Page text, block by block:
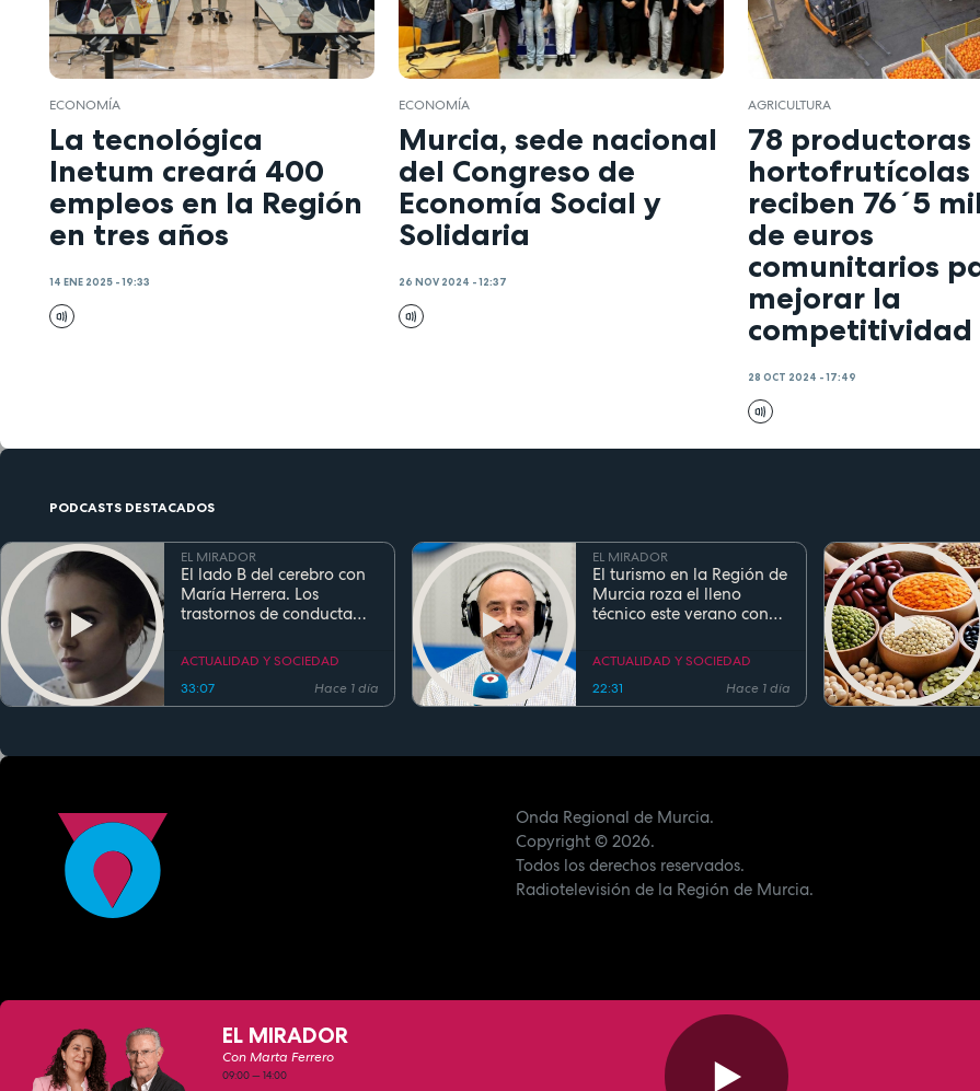
ECONOMÍA
La tecnológica
Inetum creará 400
empleos en la Región
en tres años
14 ENE 2025 - 19:33
ECONOMÍA
Murcia, sede nacional
del Congreso de
Economía Social y
Solidaria
26 NOV 2024 - 12:37
AGRICULTURA
78 productoras
hortofrutícolas
reciben 76´5
de euros
comunitarios
mejorar la
competitividad
28 OCT 2024 - 17:49
PODCASTS DESTACADOS
EL MIRADOR
El lado B del cerebro con
María Herrera. Los
trastornos de conducta
ACTUALIDAD Y SOCIEDAD
33:07
Hace 1 día
EL MIRADOR
El turismo en la Región de
Murcia roza el lleno
técnico este verano con
90%
ACTUALIDAD Y SOCIEDAD
22:31
Hace 1 día
Onda Regional de Murcia.
Copyright© 2026.
Todos los derechos reservados.
Radiotelevisión de la Región de Murcia.
EL MIRADOR
Con Marta Ferrero
09:00—14:00